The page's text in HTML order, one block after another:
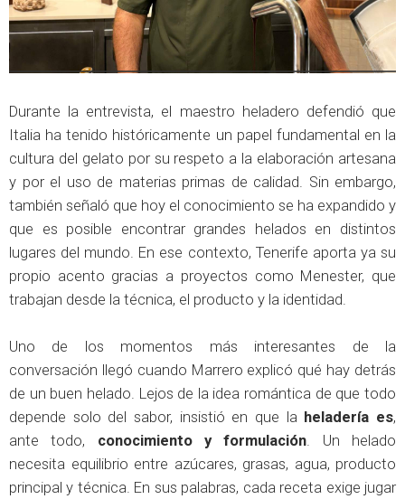
Durante la entrevista, el maestro heladero defendió que
Italia ha tenido históricamente un papel fundamental en la
cultura del gelato por su respeto a la elaboración artesana
y por el uso de materias primas de calidad. Sin embargo,
también señaló que hoy el conocimiento se ha expandido y
que es posible encontrar grandes helados en distintos
lugares del mundo. En ese contexto, Tenerife aporta ya su
propio acento gracias a proyectos como Menester, que
trabajan desde la técnica, el producto y la identidad.
Uno de los momentos más interesantes de la
conversación llegó cuando Marrero explicó qué hay detrás
de un buen helado. Lejos de la idea romántica de que todo
depende solo del sabor, insistió en que la heladería es,
ante todo, conocimiento y formulación. Un helado
necesita equilibrio entre azúcares, grasas, agua, producto
principal y técnica. En sus palabras, cada receta exige jugar